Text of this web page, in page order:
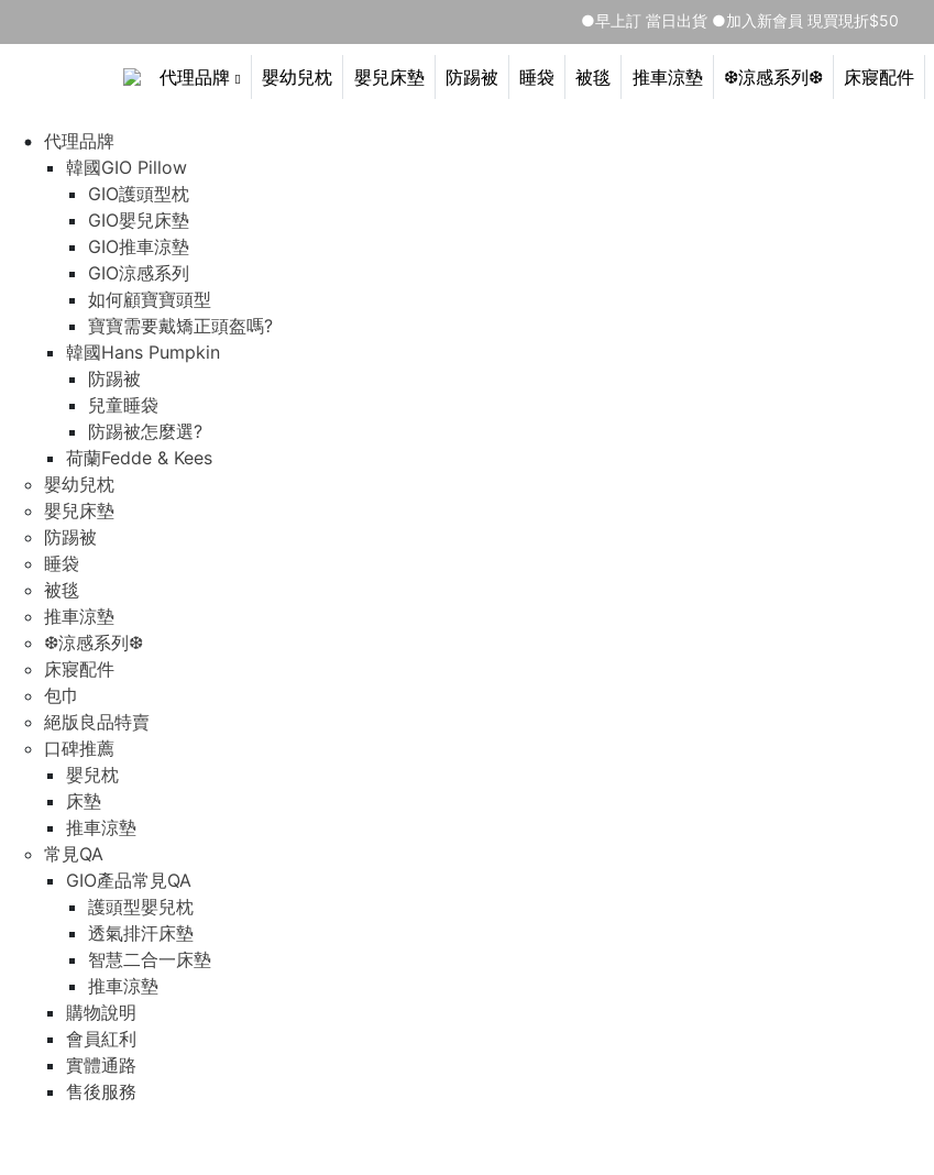
代理品牌
韓國GIO Pillow
GIO護頭型枕
GIO嬰兒床墊
GIO推車涼墊
GIO涼感系列
如何顧寶寶頭型
寶寶需要戴矯正頭盔嗎?
韓國Hans Pumpkin
防踢被
兒童睡袋
防踢被怎麼選?
荷蘭Fedde & Kees
嬰幼兒枕
嬰兒床墊
防踢被
睡袋
被毯
推車涼墊
❆涼感系列❆
床寢配件
包巾
絕版良品特賣
口碑推薦
嬰兒枕
床墊
推車涼墊
常見QA
GIO產品常見QA
護頭型嬰兒枕
透氣排汗床墊
智慧二合一床墊
推車涼墊
購物說明
會員紅利
實體通路
售後服務
代理品牌 嬰幼兒枕 嬰兒床墊 防踢被 睡袋 被毯 推車涼墊 ❆涼感系列❆ 床寢配件
●早上訂 當日出貨 ●加入新會員 現買現折$50